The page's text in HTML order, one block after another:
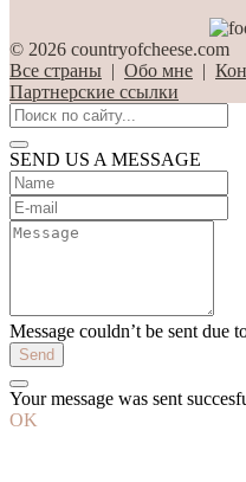
© 2026 countryofcheese.com
Все страны | Обо мне |
Партнерские ссылки
SEND US A MESSAGE
Message couldn’t be sent due
Send
Your message was sent
OK